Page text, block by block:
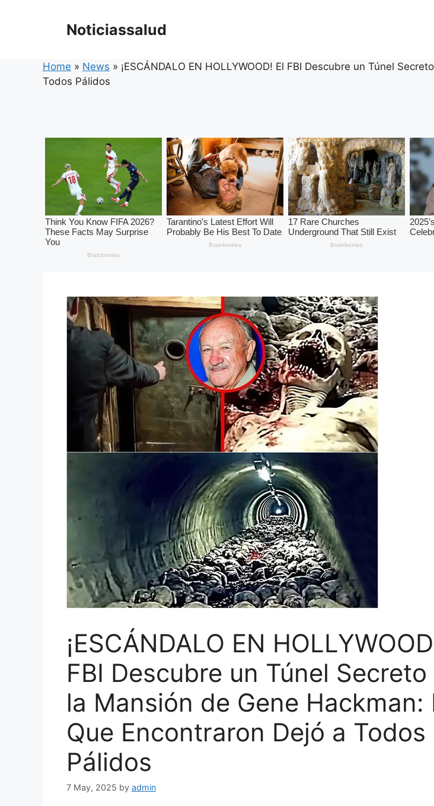
Noticiassalud
Home » News » ¡ESCÁNDALO EN HOLLYWOOD! El FBI Descubre un Túnel
Todos Pálidos
¡ESCÁNDALO EN
FBI Descubre un Túnel Secreto
la Mansión de Gene Hackman:
Que Encontraron Dejó a Todos
Pálidos
7 May, 2025 by admin